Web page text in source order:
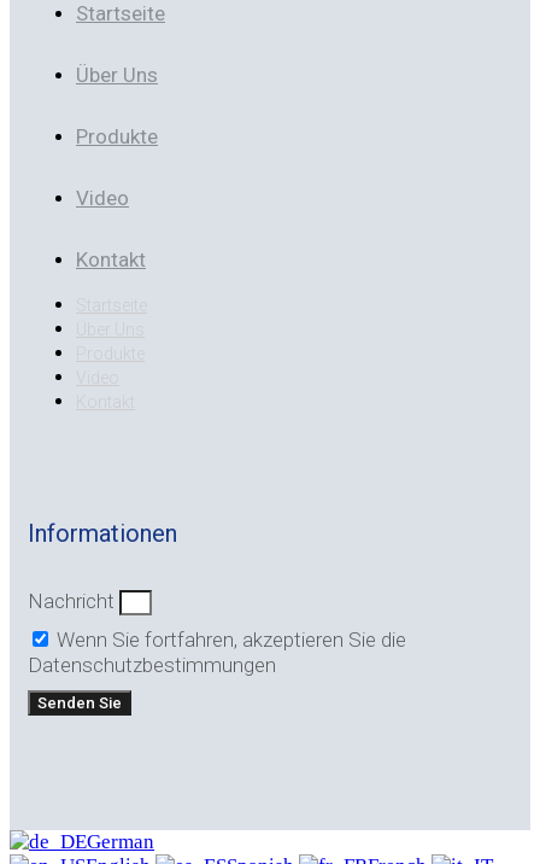
Startseite
Über Uns
Produkte
Video
Kontakt
Startseite
Über Uns
Produkte
Video
Kontakt
Informationen
Nachricht
Wenn Sie fortfahren, akzeptieren Sie die
Datenschutzbestimmungen
Senden Sie
German